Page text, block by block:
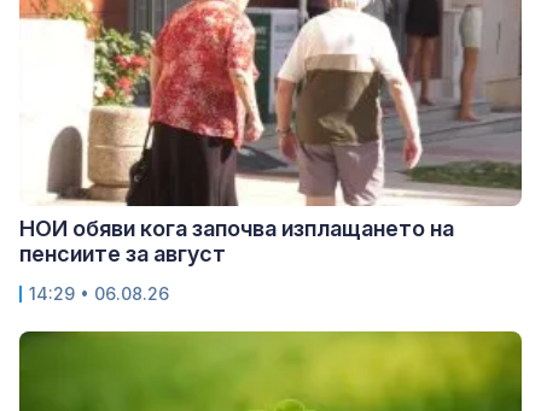
НОИ обяви кога започва изплащането на
пенсиите за август
14:29 • 06.08.26